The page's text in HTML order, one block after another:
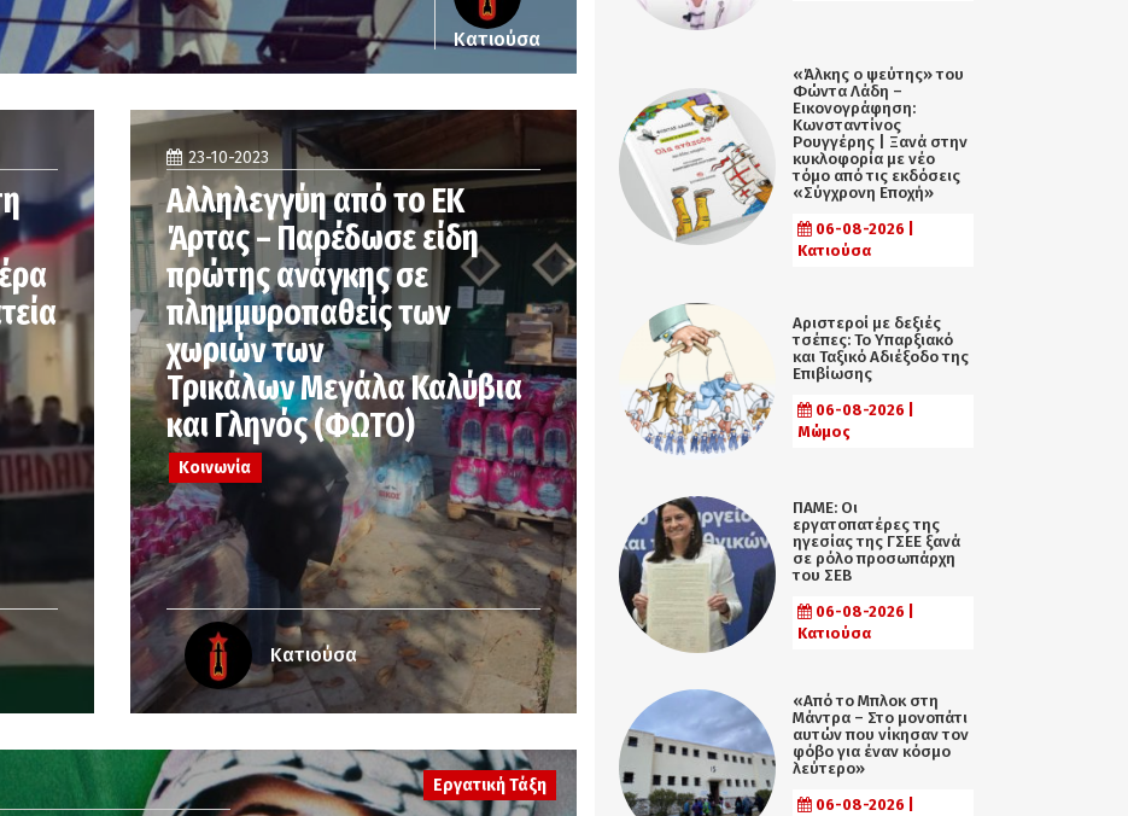
Κατιούσα
23-10-2023
Αλληλεγγύη από το ΕΚ
Άρτας – Παρέδωσε είδη
πρώτης ανάγκης σε
πλημμυροπαθείς των
χωριών των
Τρικάλων Μεγάλα Καλύβια
και Γληνός (ΦΩΤΟ)
Κοινωνία
Κατιούσα
Εργατική Τάξη
«Άλκης ο ψεύτης» του
Φώντα Λάδη –
Εικονογράφηση:
Κωνσταντίνος
Ρουγγέρης | Ξανά στην
κυκλοφορία με νέο
τόμο από τις εκδόσεις
«Σύγχρονη Εποχή»
06-08-2026 |
Κατιούσα
Αριστεροί με δεξιές
τσέπες: Το Υπαρξιακό
και Ταξικό Αδιέξοδο της
Επιβίωσης
06-08-2026 |
Μώμος
ΠΑΜΕ: Οι
εργατοπατέρες της
ηγεσίας της ΓΣΕΕ ξανά
σε ρόλο προσωπάρχη
του ΣΕΒ
06-08-2026 |
Κατιούσα
«Από το Μπλοκ στη
Μάντρα – Στο μονοπάτι
αυτών που νίκησαν τον
φόβο για έναν κόσμο
λεύτερο»
06-08-2026 |